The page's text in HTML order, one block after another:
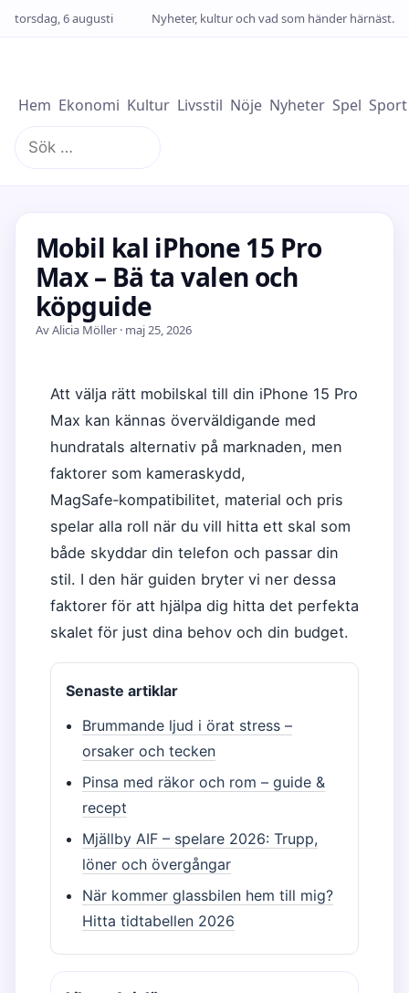
torsdag, 6 augusti Nyheter, kultur och vad som händer härnäst.
Hem Ekonomi Kultur Livsstil Nöje Nyheter Spel Sport
Sök
efter:
Mobil kal iPhone 15 Pro
Max – Bä ta valen och
köpguide
Av Alicia Möller · maj 25, 2026
Att välja rätt mobilskal till din iPhone 15 Pro
Max kan kännas överväldigande med
hundratals alternativ på marknaden, men
faktorer som kameraskydd,
MagSafe‑kompatibilitet, material och pris
spelar alla roll när du vill hitta ett skal som
både skyddar din telefon och passar din
stil. I den här guiden bryter vi ner dessa
faktorer för att hjälpa dig hitta det perfekta
skalet för just dina behov och din budget.
Senaste artiklar
Brummande ljud i örat stress –
orsaker och tecken
Pinsa med räkor och rom – guide &
recept
Mjällby AIF – spelare 2026: Trupp,
löner och övergångar
När kommer glassbilen hem till mig?
Hitta tidtabellen 2026